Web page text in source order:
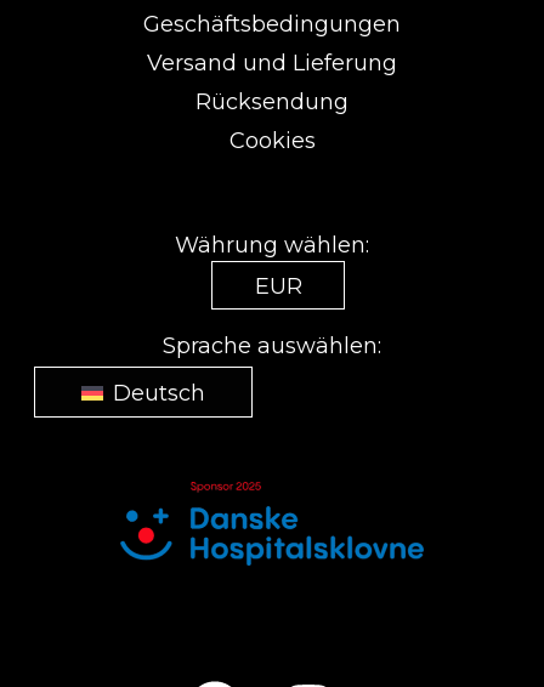
Geschäftsbedingungen
Versand und Lieferung
Rücksendung
Cookies
Währung wählen:
EUR
Sprache auswählen:
Deutsch